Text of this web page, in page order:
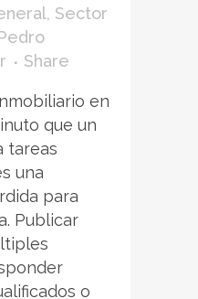
, Sector
Share
en
que un
tareas
una
para
Publicar
o